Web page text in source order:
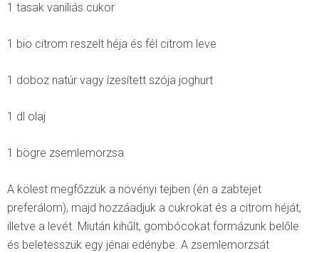
1 tasak vaníliás cukor
1 bio citrom reszelt héja és fél citrom leve
1 doboz natúr vagy ízesített szója joghurt
1 dl olaj
1 bögre zsemlemorzsa
A kölest megfőzzük a növényi tejben (én a zabtejet
preferálom), majd hozzáadjuk a cukrokat és a citrom héját,
illetve a levét. Miután kihűlt, gombócokat formázunk belőle
és beletesszük egy jénai edénybe. A zsemlemorzsát